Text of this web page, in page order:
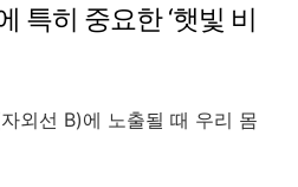
특히 중요한 ‘햇빛 비
외선 B)에 노출될 때 우리 몸